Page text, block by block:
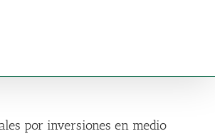
por inversiones en medio